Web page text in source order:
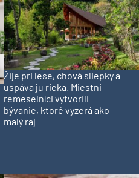
Žije pri lese, chová sliepky a
uspáva ju rieka. Miestni
remeselníci vytvorili
bývanie, ktoré vyzerá ako
malý raj